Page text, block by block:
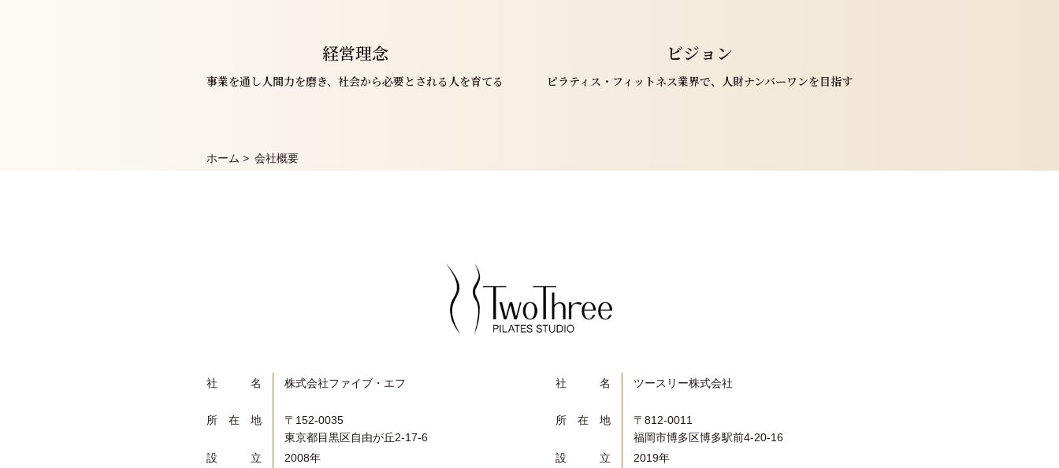
経営理念
事業を通し人間力を磨き、 社会から必要とされる人を育てる
ビジョン
ピラティス・フィットネス業界で、 人財ナンバーワンを目指す
ホーム > 会社概要
社名 株式会社ファイブ・エフ
所在地
〒152-0035
東京都目黒区自由が丘2-17-6
設立
2008年
社名 ツースリー株式会社
所在地
〒812-0011
福岡市博多区博多駅前4-20-16
設立
2019年